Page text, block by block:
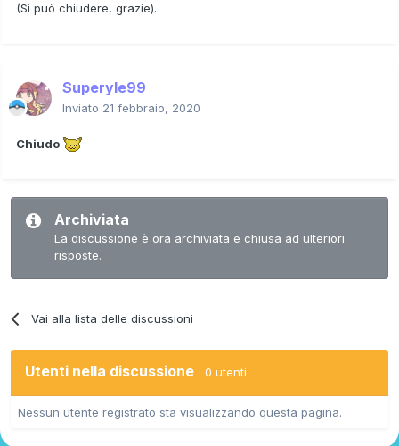
(Si può chiudere, grazie).
Superyle99
Inviato 21 febbraio, 2020
Chiudo
Archiviata
La discussione è ora archiviata e chiusa ad ulteriori
risposte.
Vai alla lista delle discussioni
Utenti nella discussione 0 utenti
Nessun utente registrato sta visualizzando questa pagina.